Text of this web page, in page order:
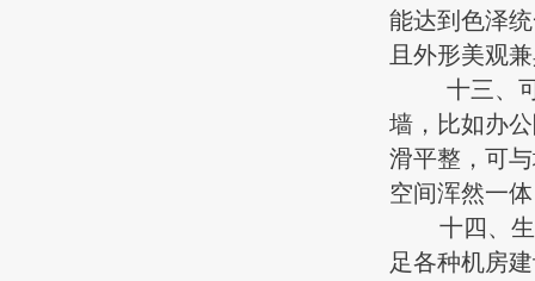
能达到色泽
且外形美观
十三、可
墙，比如办
滑平整，可
空间浑然一
十四、生
足各种机房